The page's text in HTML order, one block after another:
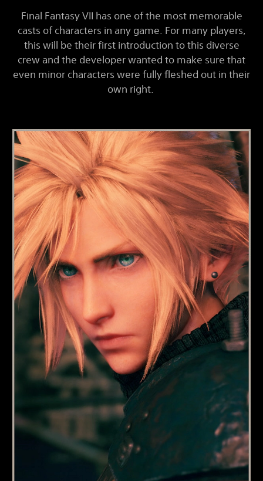
Final Fantasy VII has one of the most memorable
casts of characters in any game. For many players,
this will be their first introduction to this diverse
crew and the developer wanted to make sure that
even minor characters were fully fleshed out in their
own right.